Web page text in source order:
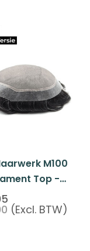
M100
Top -
(Excl. BTW)